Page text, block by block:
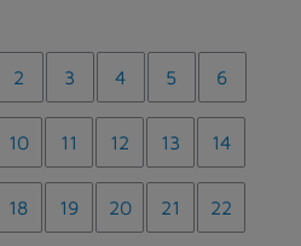
2 3 4 5 6
10 11 12 13 14
18 19 20 21 22